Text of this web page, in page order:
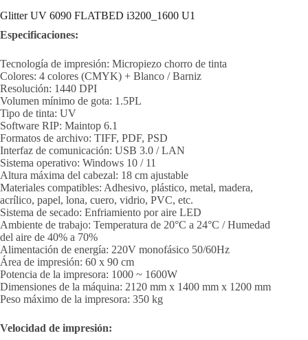
Glitter UV 6090 FLATBED i3200_1600 U1
Especificaciones:
Tecnología de impresión: Micropiezo chorro de tinta
Colores: 4 colores (CMYK) + Blanco / Barniz
Resolución: 1440 DPI
Volumen mínimo de gota: 1.5PL
Tipo de tinta: UV
Software RIP: Maintop 6.1
Formatos de archivo: TIFF, PDF, PSD
Interfaz de comunicación: USB 3.0 / LAN
Sistema operativo: Windows 10 / 11
Altura máxima del cabezal: 18 cm ajustable
Materiales compatibles: Adhesivo, plástico, metal, madera,
acrílico, papel, lona, cuero, vidrio, PVC, etc.
Sistema de secado: Enfriamiento por aire LED
Ambiente de trabajo: Temperatura de 20°C a 24°C / Humedad
del aire de 40% a 70%
Alimentación de energía: 220V monofásico 50/60Hz
Área de impresión: 60 x 90 cm
Potencia de la impresora: 1000 ~ 1600W
Dimensiones de la máquina: 2120 mm x 1400 mm x 1200 mm
Peso máximo de la impresora: 350 kg
Velocidad de impresión: